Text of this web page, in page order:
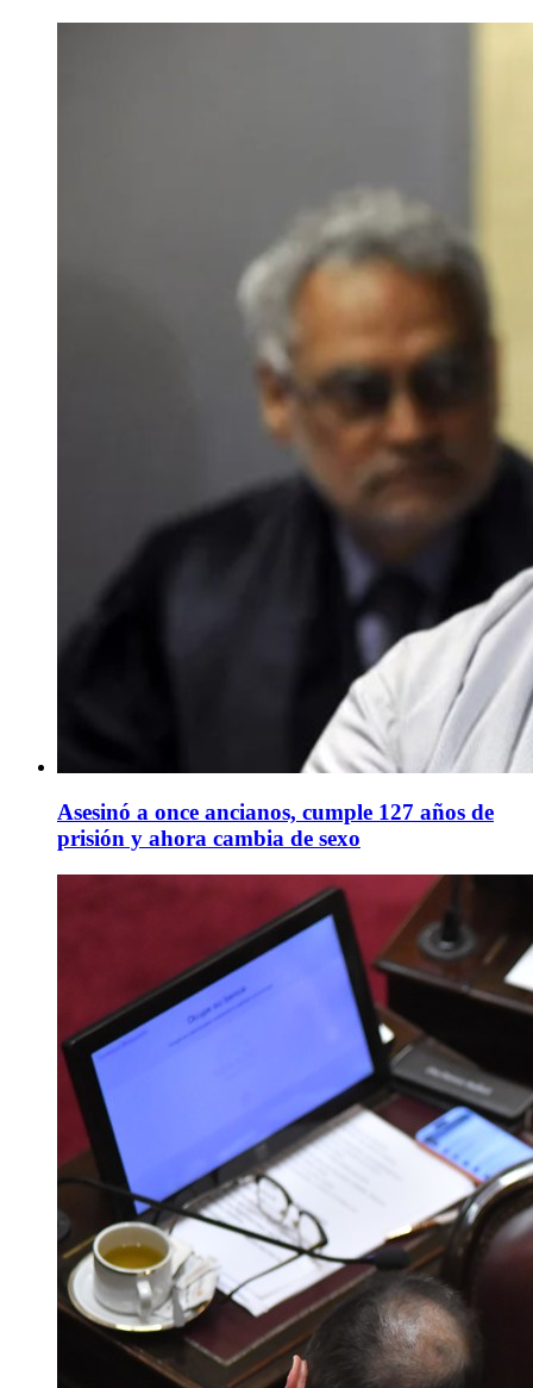
Asesinó a once ancianos, cumple 127 años de
prisión y ahora cambia de sexo